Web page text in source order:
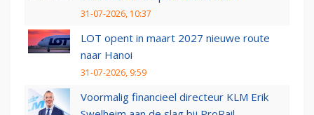
31-07-2026, 10:37
LOT opent in maart 2027 nieuwe route
naar Hanoi
31-07-2026, 9:59
Voormalig financieel directeur KLM Erik